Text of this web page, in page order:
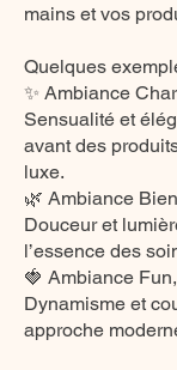
mains et vos
Quelques
✨ Ambiance
Sensualité et
avant des
luxe.
🌿 Ambiance
Douceur et
l’essence des
🍓 Ambiance
Dynamisme et
approche